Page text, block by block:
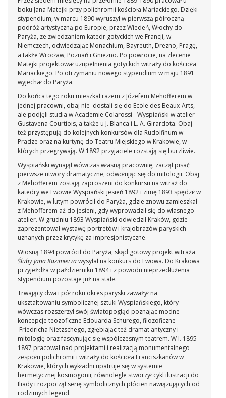
boku Jana Matejki przy polichromii kościoła Mariackiego. Dzięki
stypendium, w marcu 1890 wyruszył w pierwszą półroczną
podróż artystyczną po Europie, przez Wiedeń, Włochy do
Paryża, ze zwiedzaniem katedr gotyckich we Francji, w
Niemczech, odwiedzając Monachium, Bayreuth, Drezno, Pragę,
a także Wrocław, Poznań i Gniezno. Po powrocie, na zlecenie
Matejki projektował uzupełnienia gotyckich witraży do kościoła
Mariackiego. Po otrzymaniu nowego stypendium w maju 1891
wyjechał do Paryża.
Do końca tego roku mieszkał razem z Józefem Mehofferem w
jednej pracowni, obaj nie dostali się do Ecole des Beaux-Arts,
ale podjęli studia w Academie Colarossi - Wyspiański w atelier
Gustavena Courtiois, a także u J. Blanca i L. A. Girardota. Obaj
też przystępują do kolejnych konkursów dla Rudolfinum w
Pradze oraz na kurtynę do Teatru Miejskiego w Krakowie, w
których przegrywają. W 1892 przyjaciele rozstają się burzliwie.
Wyspiański wynajął wówczas własną pracownię, zaczął pisać
pierwsze utwory dramatyczne, odwołując się do mitologii. Obaj
z Mehofferem zostają zaproszeni do konkursu na witraż do
katedry we Lwowie Wyspiański jesień 1892 i zimę 1893 spędził w
Krakowie, w lutym powrócił do Paryża, gdzie znowu zamieszkał
z Mehofferem aż do jesieni, gdy wyprowadził się do własnego
atelier. W grudniu 1893 Wyspiański odwiedził Kraków, gdzie
zaprezentował wystawę portretów i krajobrazów paryskich
uznanych przez krytykę za impresjonistyczne.
Wiosną 1894 powrócił do Paryża, skąd gotowy projekt witraża
Śluby Jana Kazimierzawysyłał na konkurs do Lwowa. Do Krakowa
przyjeżdża w październiku 1894 i z powodu nieprzedłużenia
stypendium pozostaje już na stałe.
Trwający dwa i pół roku okres paryski zaważył na
ukształtowaniu symbolicznej sztuki Wyspiańskiego, który
wówczas rozszerzył swój światopogląd poznając modne
koncepcje teozoficzne Edouarda Schurego, filozoficzne
Friedricha Nietzschego, zgłębiając też dramat antyczny i
mitologię oraz fascynując się współczesnym teatrem. W l. 1895-
1897 pracował nad projektami i realizacją monumentalnego
zespołu polichromii i witraży do kościoła Franciszkanów w
Krakowie, których wykładni upatruje się w systemie
hermetycznej kosmogonii; równolegle stworzył cykl ilustracji do
Iliady i rozpoczął serię symbolicznych płócien nawiązujących od
rodzimych legend.